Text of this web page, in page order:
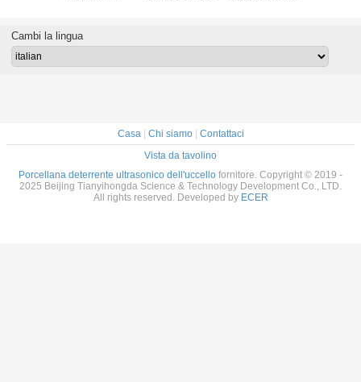
dispositivi
repellenti
trasformatore
Cambi la lingua
Casa | Chi siamo| Contattaci
Vista da tavolino
Porcellana deterrente ultrasonico dell'uccello fornitore. Copyright © 2019 -
2025 Beijing Tianyihongda Science & Technology Development Co., LTD.
All rights reserved. Developed by ECER